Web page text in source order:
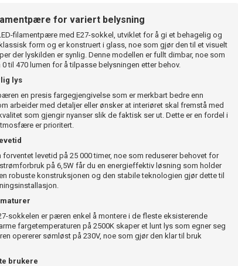
for variert belysning
filamentpære med E27-sokkel, utviklet for å gi et behagelig og
form og er konstruert i glass, noe som gjør den til et visuelt
der lyskilden er synlig. Denne modellen er fullt dimbar, noe som
til 470 lumen for å tilpasse belysningen etter behov.
lys
en presis fargegjengivelse som er merkbart bedre enn
arbeider med detaljer eller ønsker at interiøret skal fremstå med
som gjengir nyanser slik de faktisk ser ut. Dette er en fordel i
er prioritert.
levetid på 25 000 timer, noe som reduserer behovet for
på 6,5W får du en energieffektiv løsning som holder
robuste konstruksjonen og den stabile teknologien gjør dette til
sokkelen er pæren enkel å montere i de fleste eksisterende
fargetemperaturen på 2500K skaper et lunt lys som egner seg
opererer sømløst på 230V, noe som gjør den klar til bruk
brukere